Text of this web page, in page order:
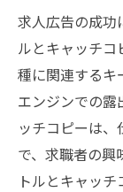
求人広告の成功
ルとキャッチコ
種に関連するキ
エンジンでの露
ッチコピーは
で、求職者の興
トルとキャッ